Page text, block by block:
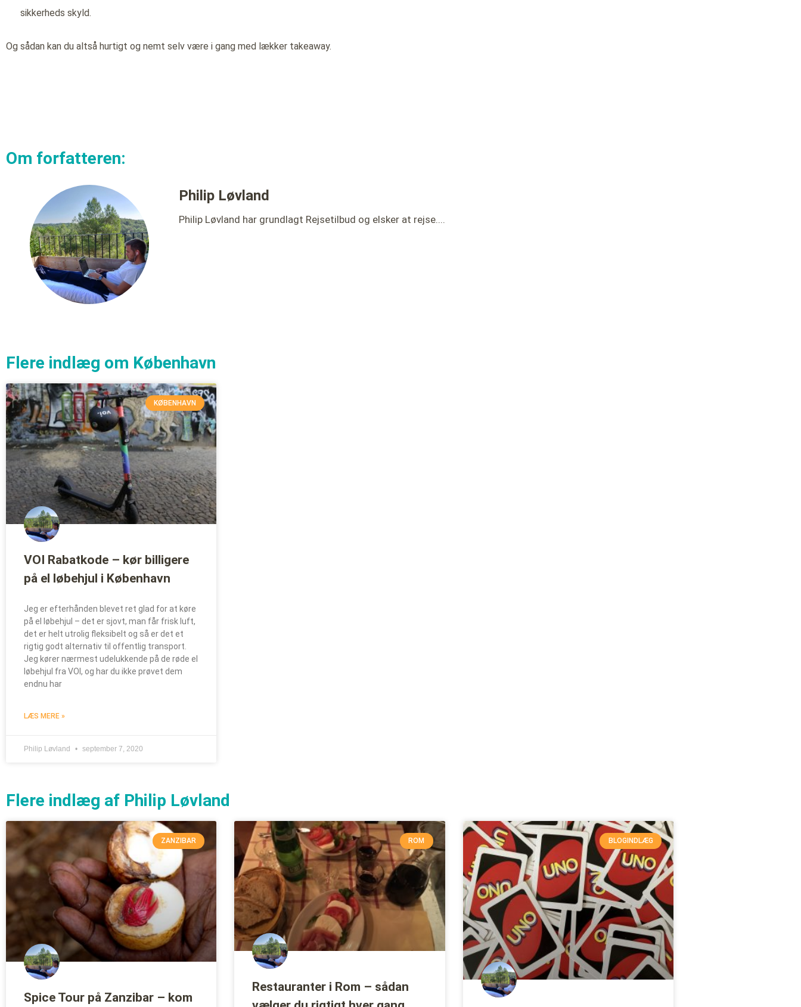
sikkerheds skyld.
Og sådan kan du altså hurtigt og nemt selv være i gang med lækker takeaway.
Om forfatteren:
Philip Løvland
Philip Løvland har grundlagt Rejsetilbud og elsker at rejse....
Flere indlæg om København
KØBENHAVN
VOI Rabatkode – kør billigere
på el løbehjul i København
Jeg er efterhånden blevet ret glad for at køre
på el løbehjul – det er sjovt, man får frisk luft,
det er helt utrolig fleksibelt og så er det et
rigtig godt alternativ til offentlig transport.
Jeg kører nærmest udelukkende på de røde el
løbehjul fra VOI, og har du ikke prøvet dem
endnu har
LÆS MERE »
Philip Løvland september 7, 2020
Flere indlæg af Philip Løvland
ZANZIBAR
Spice Tour på Zanzibar – kom
ROM
Restauranter i Rom – sådan
BLOGINDLÆG